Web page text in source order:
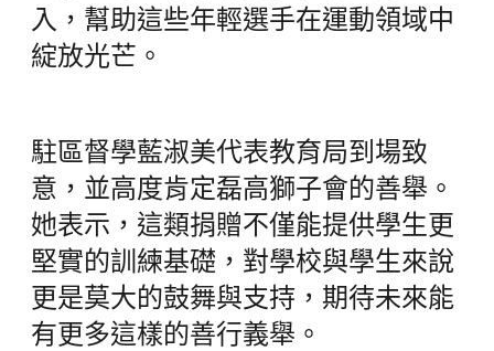
入，幫助這些年輕選手在運動領域中
綻放光芒。
駐區督學藍淑美代表教育局到場致
意，並高度肯定磊高獅子會的善舉。
她表示，這類捐贈不僅能提供學生更
堅實的訓練基礎，對學校與學生來說
更是莫大的鼓舞與支持，期待未來能
有更多這樣的善行義舉。